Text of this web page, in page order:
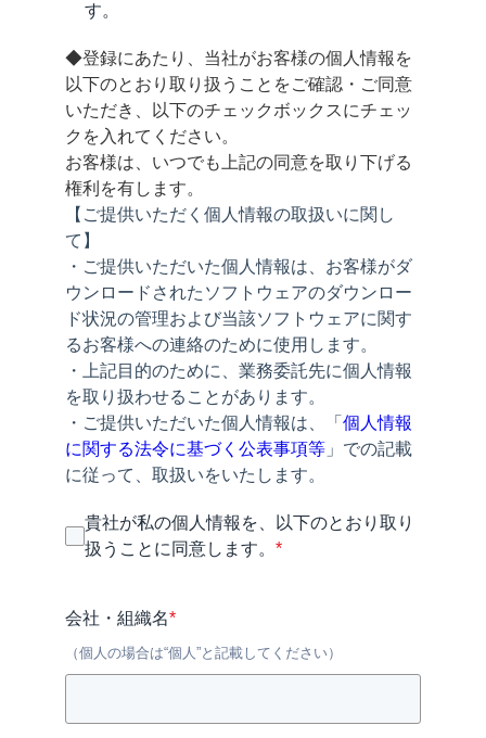
す。
◆登録にあたり、当社がお客様の個人情報を
以下のとおり取り扱うことをご確認・ご同意
いただき、以下のチェックボックスにチェッ
クを入れてください。
お客様は、いつでも上記の同意を取り下げる
権利を有します。
【ご提供いただく個人情報の取扱いに関し
て】
・ご提供いただいた個人情報は、お客様がダ
ウンロードされたソフトウェアのダウンロー
ド状況の管理および当該ソフトウェアに関す
るお客様への連絡のために使用します。
・上記目的のために、業務委託先に個人情報
を取り扱わせることがあります。
・ご提供いただいた個人情報は、「 個人情報
に関する法令に基づく公表事項等 」での記載
に従って、取扱いをいたします。
貴社が私の個人情報を、以下のとおり取り
扱うことに同意します。 *
会社・組織名*
（個人の場合は“個人”と記載してください）